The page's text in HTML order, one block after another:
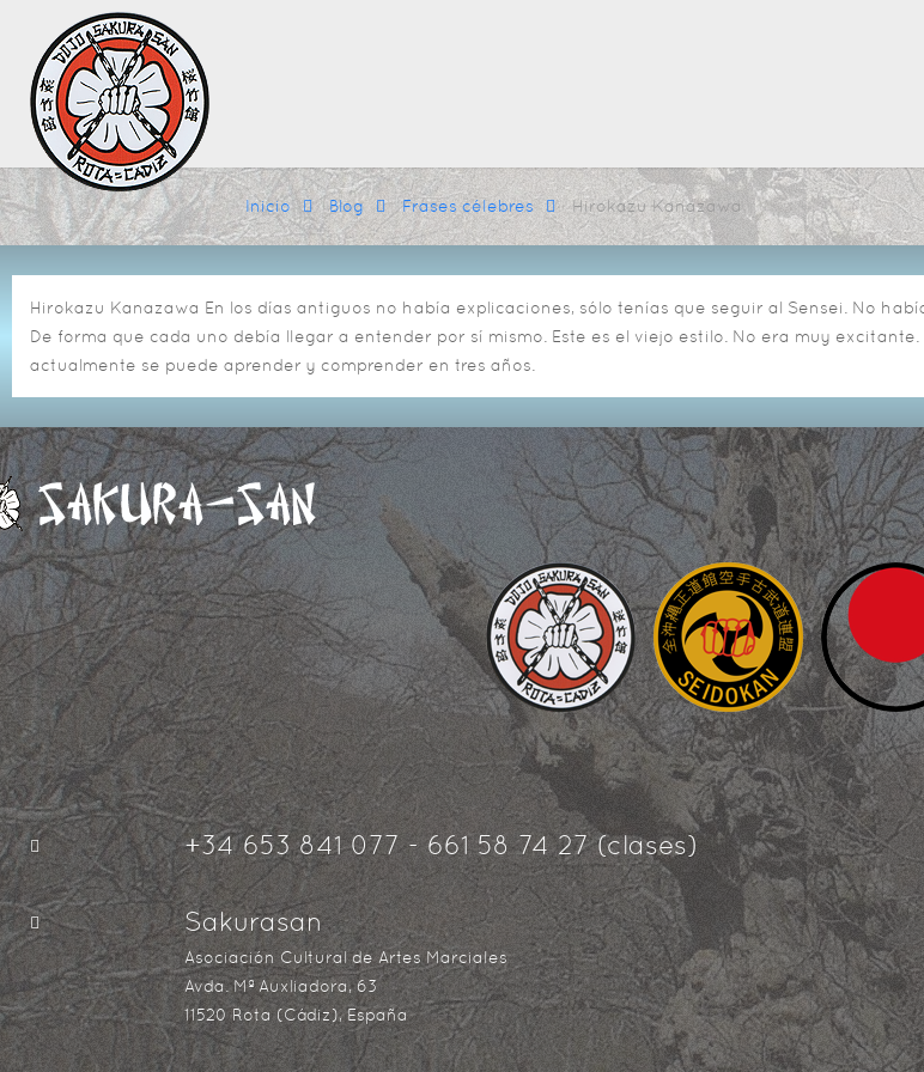
Inicio Blog Frases célebres Hirokazu Kanazawa
Hirokazu Kanazawa En los días antiguos no había explicaciones, sólo tenías que seguir al Sensei. No
De forma que cada uno debía llegar a entender por sí mismo. Este es el viejo estilo. No era muy
actualmente se puede aprender y comprender en tres años.
+34 653 841 077 - 661 58 74 27 (clases)
Sakurasan
Asociación Cultural de Artes Marciales
Avda. Mª Auxliadora, 63
11520 Rota (Cádiz), España